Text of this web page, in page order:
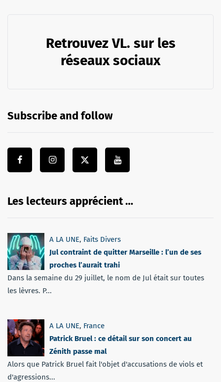
Retrouvez VL. sur les
réseaux sociaux
Subscribe and follow
Les lecteurs apprécient …
A LA UNE, Faits Divers
Jul contraint de quitter Marseille : l’un de ses
proches l’aurait trahi
Dans la semaine du 29 juillet, le nom de Jul était sur toutes
les lèvres. P...
A LA UNE, France
Patrick Bruel : ce détail sur son concert au
Zénith passe mal
Alors que Patrick Bruel fait l'objet d'accusations de viols et
d'agressions...